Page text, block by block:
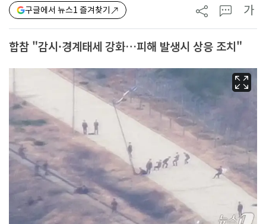
구글에서 뉴스1 즐겨찾기 가
합참 "감시·경계태세 강화…피해 발생시 상응 조치"